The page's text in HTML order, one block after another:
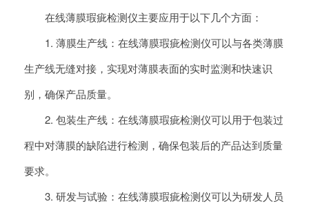
在线薄膜瑕疵检测仪主要应用于以下几个方面：
1. 薄膜生产线：在线薄膜瑕疵检测仪可以与各类薄膜
生产线无缝对接，实现对薄膜表面的实时监测和快速识
别，确保产品质量。
2. 包装生产线：在线薄膜瑕疵检测仪可以用于包装过
程中对薄膜的缺陷进行检测，确保包装后的产品达到质量
要求。
3. 研发与试验：在线薄膜瑕疵检测仪可以为研发人员